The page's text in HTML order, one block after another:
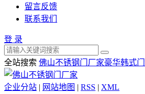
留言反馈
联系我们
登 录
全站搜索 佛山不锈钢门厂家豪华韩式门
企业分站 | 网站地图 | RSS | XML